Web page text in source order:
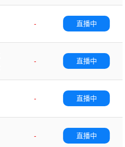
-
直播中
-
直播中
-
直播中
-
直播中